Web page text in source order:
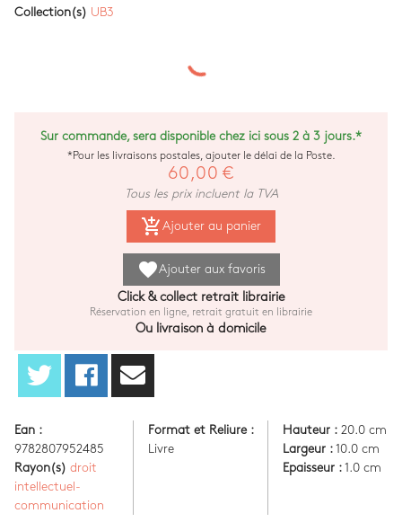
Collection(s) UB3
Sur commande, sera disponible chez ici sous 2 à 3 jours.*
*Pour les livraisons postales, ajouter le délai de la Poste.
60,00 €
Tous les prix incluent la TVA
add_shopping_cart Ajouter au panier
favoriteAjouter aux favoris
Click & collect retrait librairie
Réservation en ligne, retrait gratuit en librairie
Ou livraison à domicile
Ean :
9782807952485
Rayon(s) droit
intellectuel-
communication
Format et Reliure :
Livre
Hauteur :20.0 cm
Largeur :10.0 cm
Epaisseur :1.0 cm